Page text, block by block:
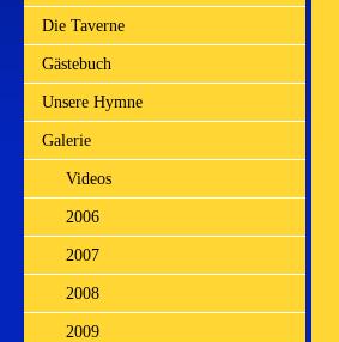
Die Taverne
Gästebuch
Unsere Hymne
Galerie
Videos
2006
2007
2008
2009